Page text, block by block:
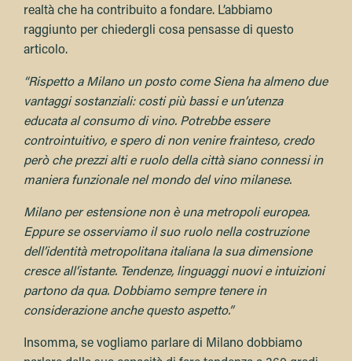
realtà che ha contribuito a fondare. L’abbiamo
raggiunto per chiedergli cosa pensasse di questo
articolo.
“Rispetto a Milano un posto come Siena ha almeno due
vantaggi sostanziali: costi più bassi e un’utenza
educata al consumo di vino. Potrebbe essere
controintuitivo, e spero di non venire frainteso, credo
però che prezzi alti e ruolo della città siano connessi in
maniera funzionale nel mondo del vino milanese.
Milano per estensione non è una metropoli europea.
Eppure se osserviamo il suo ruolo nella costruzione
dell’identità metropolitana italiana la sua dimensione
cresce all’istante. Tendenze, linguaggi nuovi e intuizioni
partono da qua. Dobbiamo sempre tenere in
considerazione anche questo aspetto.”
Insomma, se vogliamo parlare di Milano dobbiamo